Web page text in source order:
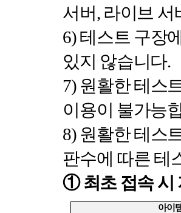
서버, 라이브 서
6)테스트 구장
있지 않습니다.
7) 원활한 테스
이용이 불가능
8) 원활한 테스
판수에 따른 테
① 최초 접속 시
아이